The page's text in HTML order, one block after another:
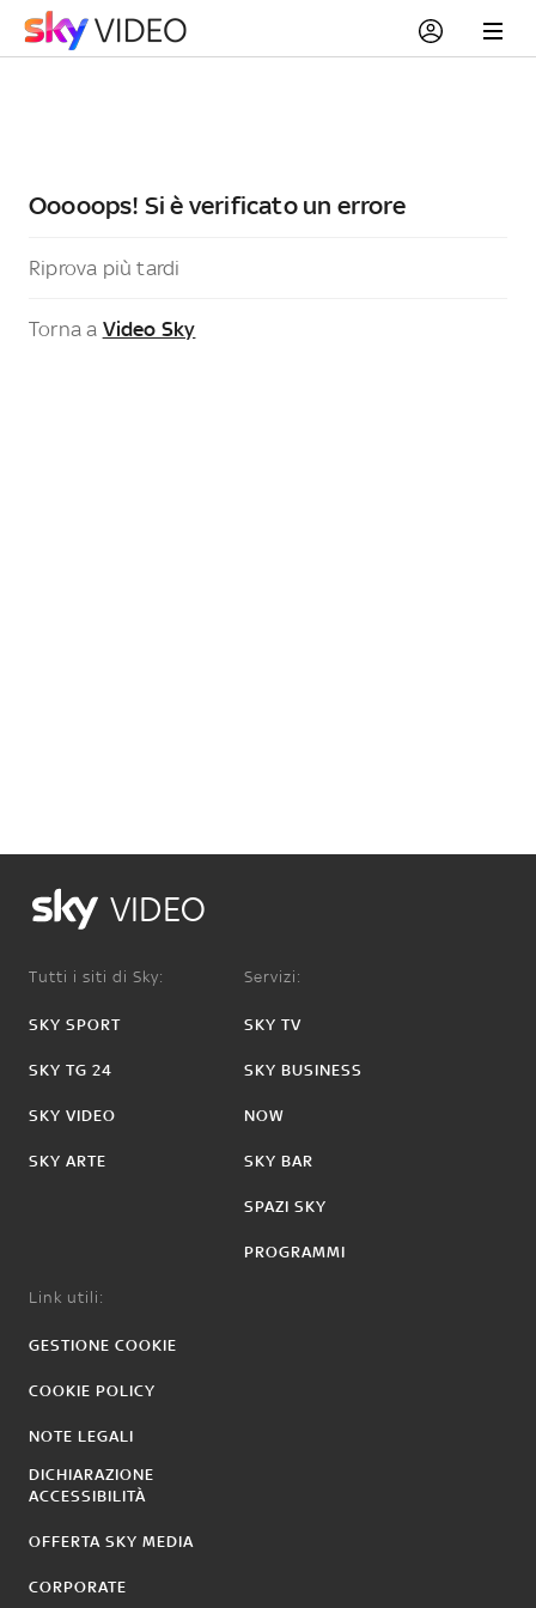
Ooooops! Si è verificato un errore
Riprova più tardi
Torna a Video Sky
VIDEO
Tutti i siti di Sky:
SKY SPORT
SKY TG 24
SKY VIDEO
SKY ARTE
Servizi:
SKY TV
SKY BUSINESS
NOW
SKY BAR
SPAZI SKY
PROGRAMMI
Link utili:
GESTIONE COOKIE
COOKIE POLICY
NOTE LEGALI
DICHIARAZIONE
ACCESSIBILITÀ
OFFERTA SKY MEDIA
CORPORATE